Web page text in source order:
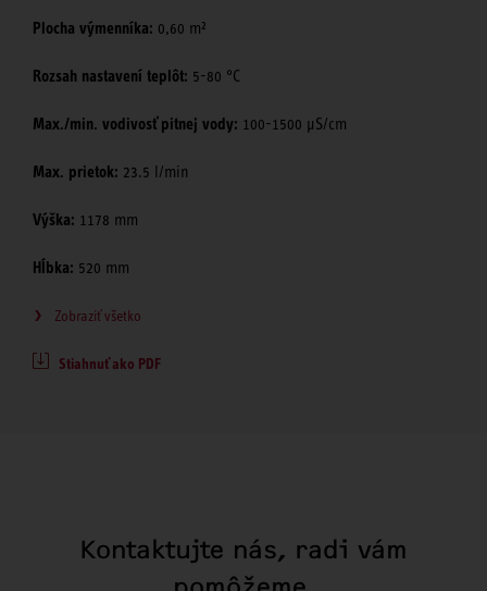
Plocha výmenníka: 0,60 m²
Rozsah nastavení teplôt: 5-80 °C
Max./min. vodivosť pitnej vody: 100-1500 μS/cm
Max. prietok: 23.5 l/min
Výška: 1178 mm
Hĺbka: 520 mm
Zobraziť všetko
Stiahnuť ako PDF
Kontaktujte nás, radi vám